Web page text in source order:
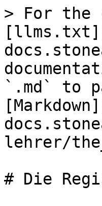
> For the
`.md` to
lehrer/
# Die